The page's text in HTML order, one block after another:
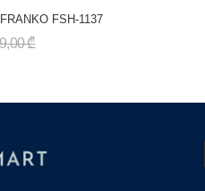
FSH-1137
₾